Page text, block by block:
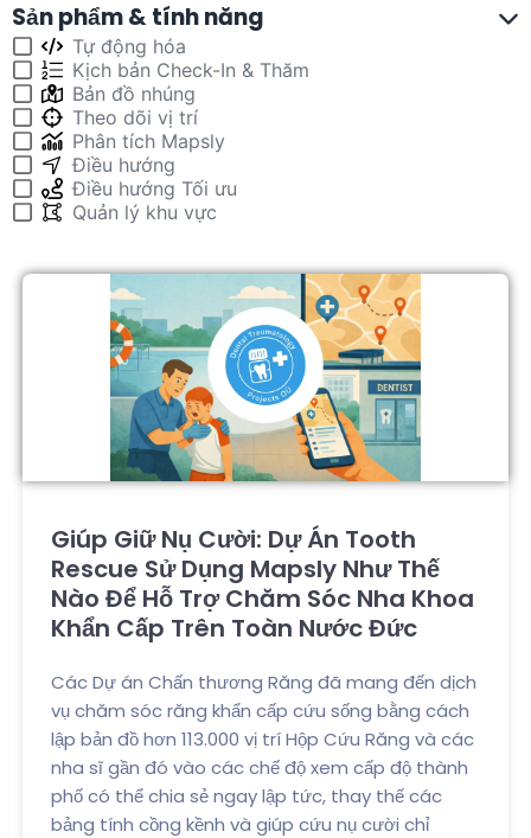
Sản phẩm & tính năng
Tự động hóa
Kịch bản Check-In & Thăm
Bản đồ nhúng
Theo dõi vị trí
Phân tích Mapsly
Điều hướng
Điều hướng Tối ưu
Quản lý khu vực
Giúp Giữ Nụ Cười: Dự Án Tooth
Rescue Sử Dụng Mapsly Như Thế
Nào Để Hỗ Trợ Chăm Sóc Nha Khoa
Khẩn Cấp Trên Toàn Nước Đức
Các Dự án Chấn thương Răng đã mang đến dịch
vụ chăm sóc răng khẩn cấp cứu sống bằng cách
lập bản đồ hơn 113.000 vị trí Hộp Cứu Răng và các
nha sĩ gần đó vào các chế độ xem cấp độ thành
phố có thể chia sẻ ngay lập tức, thay thế các
bảng tính cồng kềnh và giúp cứu nụ cười chỉ